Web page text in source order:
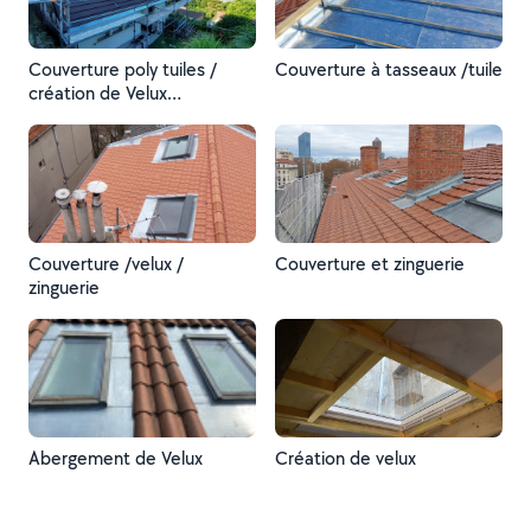
Couverture poly tuiles /
création de Velux
zinguerie
Couverture à tasseaux /tuile
Couverture /velux /
zinguerie
Couverture et zinguerie
Abergement de Velux Création de velux